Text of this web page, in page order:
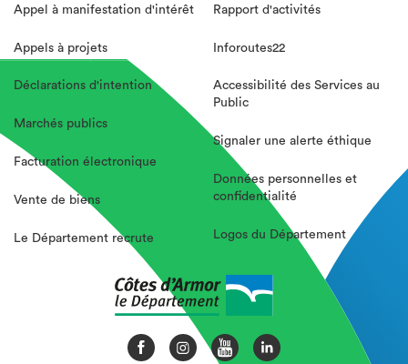
Appel à manifestation d'intérêt
Appels à projets
Déclarations d'intention
Marchés publics
Facturation électronique
Vente de biens
Le Département recrute
Rapport d'activités
Inforoutes22
Accessibilité des Services au
Public
Signaler une alerte éthique
Données personnelles et
confidentialité
Logos du Département